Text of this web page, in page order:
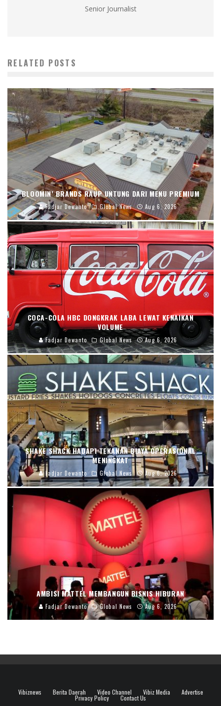
Senior Journalist
RELATED POSTS
BLOOMIN’ BRANDS RAUP UNTUNG DARI MENU PREMIUM
Fadjar Dewanto Global News Aug 6, 2026
COCA-COLA HBC DONGKRAK LABA LEWAT KENAIKAN
VOLUME
Fadjar Dewanto Global News Aug 6, 2026
SHAKE SHACK HADAPI TEKANAN BIAYA OPERASIONAL
MENINGKAT
Fadjar Dewanto Global News Aug 6, 2026
AMBISI MATTEL MEMBANGUN BISNIS HIBURAN
Fadjar Dewanto Global News Aug 6, 2026
Vibiznews Berita Daerah Video Channel Vibiz Media Advertise
Privacy Policy Contact Us